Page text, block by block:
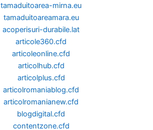
tamaduitoarea-mirna.eu
tamaduitoareamara.eu
acoperisuri-durabile.lat
articole360.cfd
articoleonline.cfd
articolhub.cfd
articolplus.cfd
articolromaniablog.cfd
articolromanianew.cfd
blogdigital.cfd
contentzone.cfd